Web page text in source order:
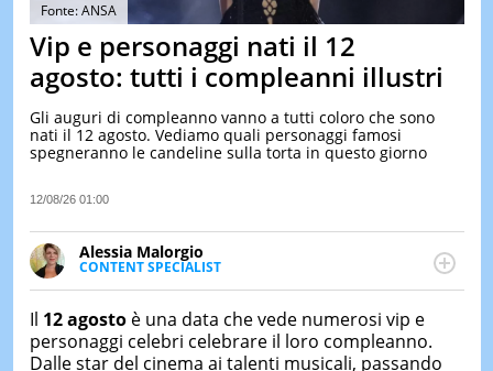
TEST
LE
DI
IERI
Fonte: ANSA
Vip e personaggi nati il 12
agosto: tutti i compleanni illustri
Gli auguri di compleanno vanno a tutti coloro che sono
nati il 12 agosto. Vediamo quali personaggi famosi
spegneranno le candeline sulla torta in questo giorno
12/08/26 01:00
Alessia Malorgio
CONTENT SPECIALIST
Ha conseguito un Master in Marketing Management
occupa della creazione di contenuti in ottica SEO e
dello sviluppo di strategie marketing attraverso
Il 12 agostoè una data che vede numerosi vip e
personaggi celebri celebrare il loro compleanno.
Dalle star del cinema ai talenti musicali, passando